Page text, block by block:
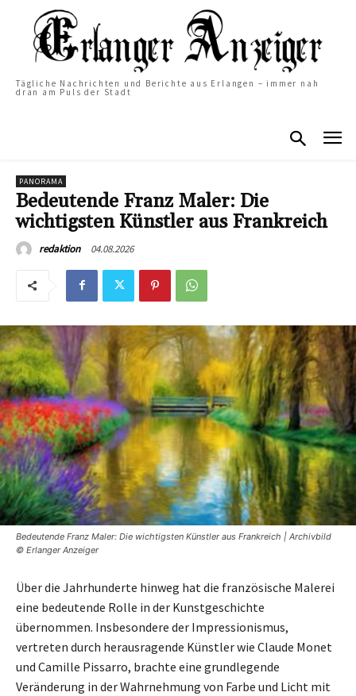
Tägliche Nachrichten und Berichte aus Erlangen – immer nah
dran am Puls der Stadt
PANORAMA
Bedeutende Franz Maler: Die
wichtigsten Künstler aus Frankreich
redaktion 04.08.2026
Bedeutende Franz Maler: Die wichtigsten Künstler aus Frankreich | Archivbild
© Erlanger Anzeiger
Über die Jahrhunderte hinweg hat die französische Malerei
eine bedeutende Rolle in der Kunstgeschichte
übernommen. Insbesondere der Impressionismus,
vertreten durch herausragende Künstler wie Claude Monet
und Camille Pissarro, brachte eine grundlegende
Veränderung in der Wahrnehmung von Farbe und Licht mit